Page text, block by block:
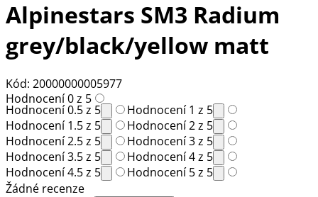
Alpinestars SM3 Radium
grey/black/yellow matt
Kód: 20000000005977
Hodnocení 0 z 5
Hodnocení 0.5 z 5
Hodnocení 1 z 5
Hodnocení 1.5 z 5
Hodnocení 2 z 5
Hodnocení 2.5 z 5
Hodnocení 3 z 5
Hodnocení 3.5 z 5
Hodnocení 4 z 5
Hodnocení 4.5 z 5
Hodnocení 5 z 5
Žádné recenze